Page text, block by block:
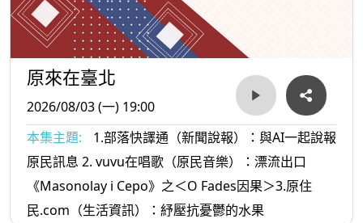
原來在臺北
2026/08/03 (一) 19:00
本集主題:
1.部落快譯通（新聞說報）：與AI一起說報
原民訊息 2. vuvu在唱歌（原民音樂）：漂流出口
《Masonolay i Cepo》之＜O Fades因果＞3.原住
民.com（生活資訊）：紓壓抗憂鬱的水果